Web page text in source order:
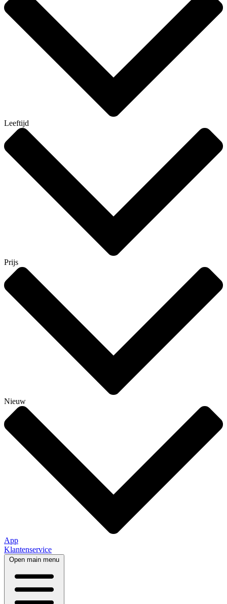
Leeftijd
Prijs
Nieuw
App
Klantenservice
Open main menu